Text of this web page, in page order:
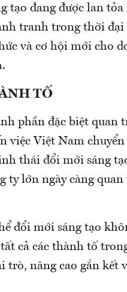
tạo đang được lan
tranh trong thời
và cơ hội mới cho
TỐ
phần đặc biệt quan
việc Việt Nam
thái đổi mới sáng
ty lớn ngày càng quan
đổi mới sáng tạo
cả các thành tố
trò, nâng cao gắn kết